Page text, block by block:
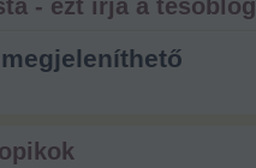
- ezt írja a tesóblog